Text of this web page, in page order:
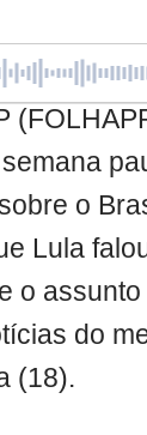
o
Lula
o
do
(18).